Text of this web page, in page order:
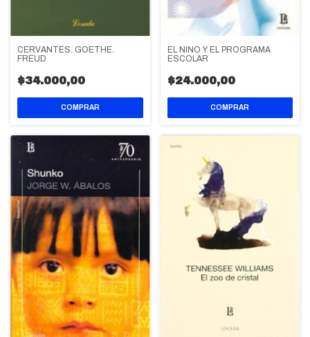
CERVANTES. GOETHE.
FREUD
$34.000,00
EL NIÑO Y EL PROGRAMA
ESCOLAR
$24.000,00